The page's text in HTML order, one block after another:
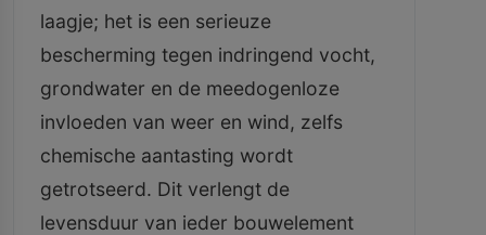
laagje; het is een serieuze
bescherming tegen indringend vocht,
grondwater en de meedogenloze
invloeden van weer en wind, zelfs
chemische aantasting wordt
getrotseerd. Dit verlengt de
levensduur van ieder bouwelement